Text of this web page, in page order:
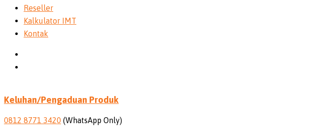
Reseller
Kalkulator IMT
Kontak
Keluhan/Pengaduan Produk
0812 8771 3420 (WhatsApp Only)